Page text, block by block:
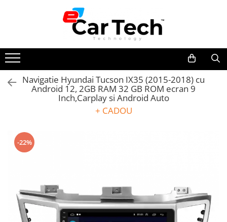
Summer sale
Navigatie dedicata
Navigatii Volkswagen
Navigatii Seat
Navigatii Ford
Navigatii Toyota
Navigatii Dacia
Navigatie Hyundai Tucson IX35 (2015-2018) cu
Android 12, 2GB RAM 32 GB ROM ecran 9
Inch,Carplay si Android Auto
+ CADOU
-22%